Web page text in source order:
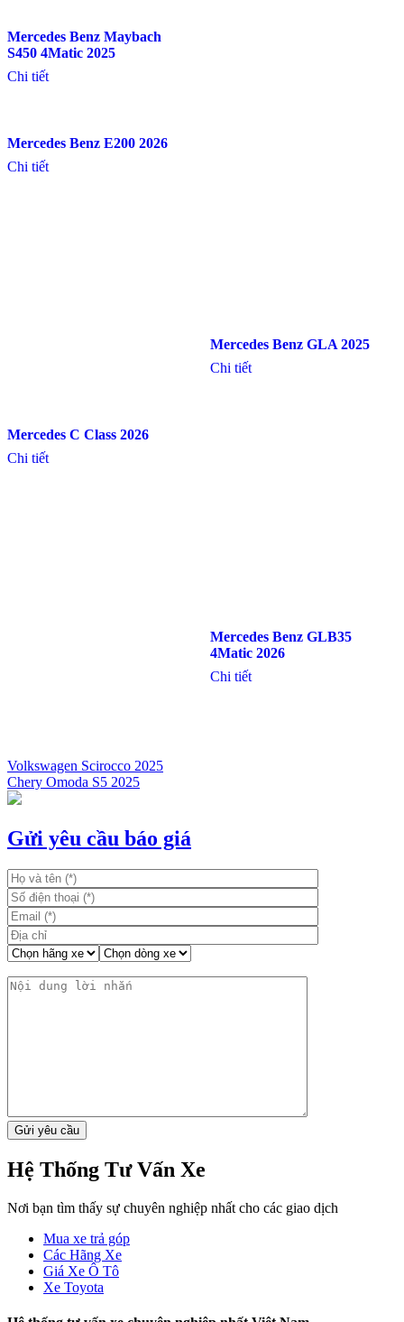
Mercedes Benz Maybach
S450 4Matic 2025
Chi tiết
Mercedes Benz E200 2026
Chi tiết
Mercedes Benz GLA 2025
Chi tiết
Mercedes C Class 2026
Chi tiết
Mercedes Benz GLB35
4Matic 2026
Chi tiết
Điều
hướng
bài
Volkswagen Scirocco 2025
Chery Omoda S5 2025
Gửi yêu cầu báo giá
Hệ Thống Tư Vấn Xe
Nơi bạn tìm thấy sự chuyên nghiệp nhất cho các giao dịch
Mua xe trả góp
Các Hãng Xe
Giá Xe Ô Tô
Xe Toyota